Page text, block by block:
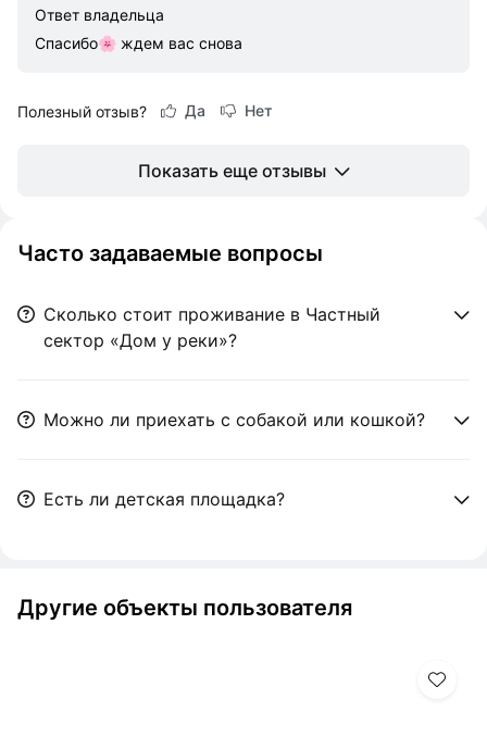
Ответ владельца
Спасибо🌸 ждем вас снова
Полезный отзыв? Да Нет
Показать еще отзывы
Часто задаваемые вопросы
Сколько стоит проживание в Частный
сектор «Дом у реки»?
Можно ли приехать с собакой или кошкой?
Есть ли детская площадка?
Другие объекты пользователя